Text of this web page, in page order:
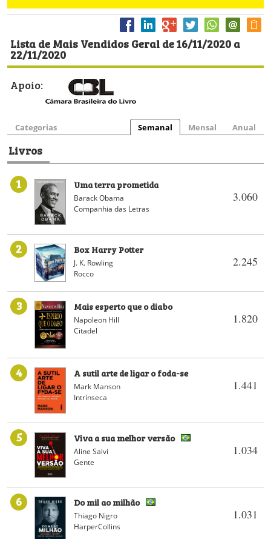
Lista de Mais Vendidos Geral de 16/11/2020 a
22/11/2020
Apoio:
Categorias Semanal Mensal Anual
Livros
1
3.060
Uma terra prometida
Barack Obama
Companhia das Letras
2
2.245
Box Harry Potter
J. K. Rowling
Rocco
3
1.820
Mais esperto que o diabo
Napoleon Hill
Citadel
4
1.441
A sutil arte de ligar o foda-se
Mark Manson
Intrínseca
5
1.034
Viva a sua melhor versão
Aline Salvi
Gente
6
1.031
Do mil ao milhão
Thiago Nigro
HarperCollins